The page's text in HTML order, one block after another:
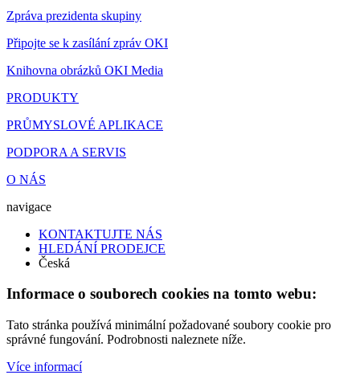
Zpráva prezidenta skupiny
Připojte se k zasílání zpráv OKI
Knihovna obrázků OKI Media
PRODUKTY
PRŮMYSLOVÉ APLIKACE
PODPORA A SERVIS
O NÁS
navigace
KONTAKTUJTE NÁS
HLEDÁNÍ PRODEJCE
Česká
Informace o souborech cookies na tomto webu:
Tato stránka používá minimální požadované soubory cookie pro
správné fungování. Podrobnosti naleznete níže.
Více informací